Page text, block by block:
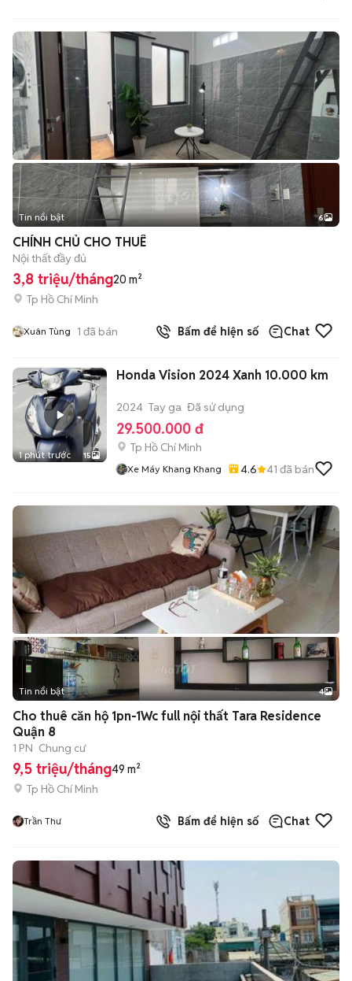
+2
Tin nổi bật 6
CHÍNH CHỦ CHO THUÊ
Nội thất đầy đủ
3,8 triệu/tháng20 m²
Tp Hồ Chí Minh
Xuân Tùng 1 đã bán Bấm để hiện số Chat
1 phút trước 15
Honda Vision 2024 Xanh 10.000 km
2024 Tay ga Đã sử dụng
29.500.000 đ
Tp Hồ Chí Minh
Xe Máy Khang Khang 4.6 41 đã bán
Tin nổi bật 4
Cho thuê căn hộ 1pn-1Wc full nội thất Tara Residence
Quận 8
1 PN Chung cư
9,5 triệu/tháng49 m²
Tp Hồ Chí Minh
Trần Thư Bấm để hiện số Chat